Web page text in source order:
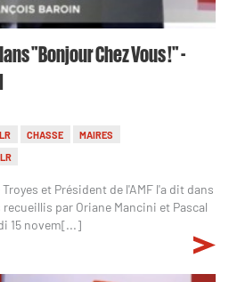
"Bonjour Chez Vous !" -
LR CHASSE
MAIRES
et Président de l'AMF l'a dit dans
par Oriane Mancini et Pascal
15 novem[...]